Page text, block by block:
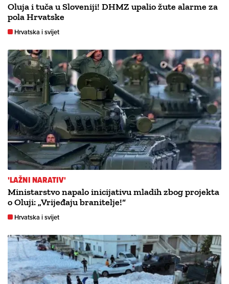
Oluja i tuča u Sloveniji! DHMZ upalio žute alarme za
pola Hrvatske
Hrvatska i svijet
'LAŽNI NARATIV'
Ministarstvo napalo inicijativu mladih zbog projekta
o Oluji: „Vrijeđaju branitelje!“
Hrvatska i svijet